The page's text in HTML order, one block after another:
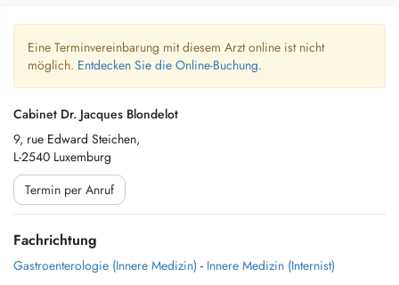
Eine Terminvereinbarung mit diesem Arzt online ist nicht
möglich. Entdecken Sie die Online-Buchung.
Cabinet Dr. Jacques Blondelot
9, rue Edward Steichen,
L-2540 Luxemburg
Termin per Anruf
Fachrichtung
Gastroenterologie (Innere Medizin) - Innere Medizin (Internist)